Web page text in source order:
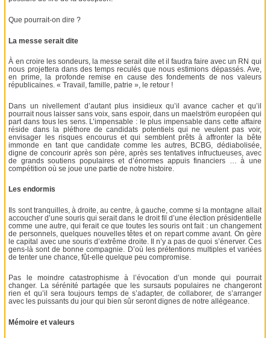
Que pourrait-on dire ?
La messe serait dite
À en croire les sondeurs, la messe serait dite et il faudra faire avec un RN qui
nous projettera dans des temps reculés que nous estimions dépassés. Ave,
en prime, la profonde remise en cause des fondements de nos valeurs
républicaines. « Travail, famille, patrie », le retour !
Dans un nivellement d’autant plus insidieux qu’il avance cacher et qu’il
pourrait nous laisser sans voix, sans espoir, dans un maelström européen qui
part dans tous les sens. L’impensable : le plus impensable dans cette affaire
réside dans la pléthore de candidats potentiels qui ne veulent pas voir,
envisager les risques encourus et qui semblent prêts à affronter la bête
immonde en tant que candidate comme les autres, BCBG, dédiabolisée,
digne de concourir après son père, après ses tentatives infructueuses, avec
de grands soutiens populaires et d’énormes appuis financiers … à une
compétition où se joue une partie de notre histoire.
Les endormis
Ils sont tranquilles, à droite, au centre, à gauche, comme si la montagne allait
accoucher d’une souris qui serait dans le droit fil d’une élection présidentielle
comme une autre, qui ferait ce que toutes les souris ont fait : un changement
de personnels, quelques nouvelles têtes et on repart comme avant. On gère
le capital avec une souris d’extrême droite. Il n’y a pas de quoi s’énerver. Ces
gens-là sont de bonne compagnie. D’où les prétentions multiples et variées
de tenter une chance, fût-elle quelque peu compromise.
Pas le moindre catastrophisme à l’évocation d’un monde qui pourrait
changer. La sérénité partagée que les sursauts populaires ne changeront
rien et qu’il sera toujours temps de s’adapter, de collaborer, de s’arranger
avec les puissants du jour qui bien sûr seront dignes de notre allégeance.
Mémoire et valeurs